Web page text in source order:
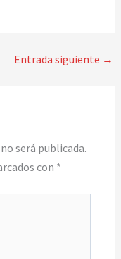
Entrada siguiente →
será publicada.
con *